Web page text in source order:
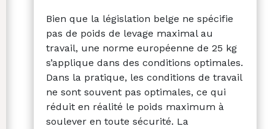
Bien que la législation belge ne spécifie
pas de poids de levage maximal au
travail, une norme européenne de 25 kg
s’applique dans des conditions optimales.
Dans la pratique, les conditions de travail
ne sont souvent pas optimales, ce qui
réduit en réalité le poids maximum à
soulever en toute sécurité. La